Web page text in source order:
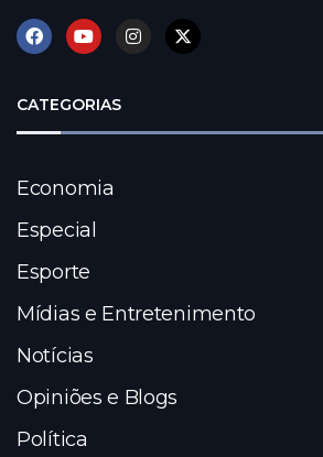
CATEGORIAS
Economia
Especial
Esporte
Mídias e Entretenimento
Notícias
Opiniões e Blogs
Política